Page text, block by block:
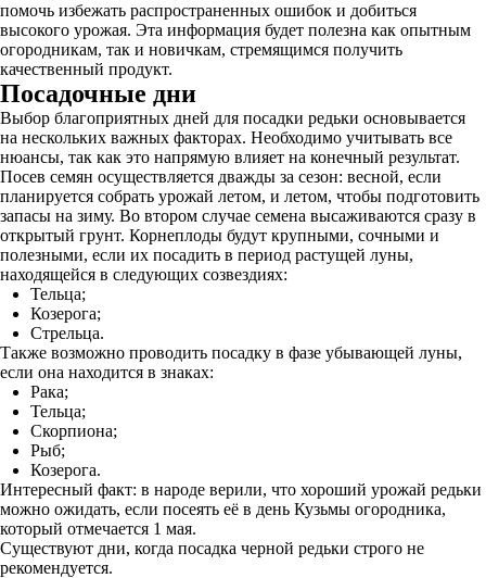
помочь избежать распространенных ошибок и добиться
высокого урожая. Эта информация будет полезна как опытным
огородникам, так и новичкам, стремящимся получить
качественный продукт.
Посадочные дни
Выбор благоприятных дней для посадки редьки основывается
на нескольких важных факторах. Необходимо учитывать все
нюансы, так как это напрямую влияет на конечный результат.
Посев семян осуществляется дважды за сезон: весной, если
планируется собрать урожай летом, и летом, чтобы подготовить
запасы на зиму. Во втором случае семена высаживаются сразу в
открытый грунт. Корнеплоды будут крупными, сочными и
полезными, если их посадить в период растущей луны,
находящейся в следующих созвездиях:
Тельца;
Козерога;
Стрельца.
Также возможно проводить посадку в фазе убывающей луны,
если она находится в знаках:
Рака;
Тельца;
Скорпиона;
Рыб;
Козерога.
Интересный факт: в народе верили, что хороший урожай редьки
можно ожидать, если посеять её в день Кузьмы огородника,
который отмечается 1 мая.
Существуют дни, когда посадка черной редьки строго не
рекомендуется.